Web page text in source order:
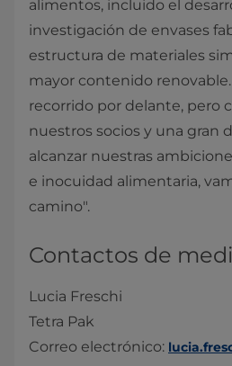
alimentos, incluido el
investigación de envases
estructura de materiales
mayor contenido
recorrido por delante, pero
nuestros socios y una gran
alcanzar nuestras
e inocuidad alimentaria,
camino".
Contactos de
Lucia Freschi
Tetra Pak
Correo electrónico: